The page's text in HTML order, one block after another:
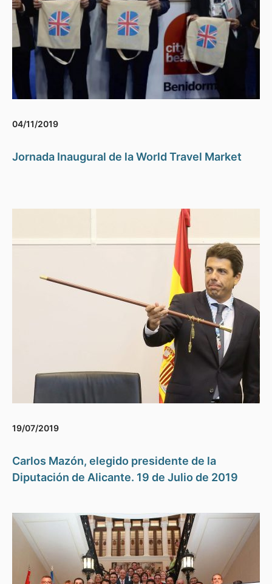
04/11/2019
Jornada Inaugural de la World Travel Market
19/07/2019
Carlos Mazón, elegido presidente de la
Diputación de Alicante. 19 de Julio de 2019